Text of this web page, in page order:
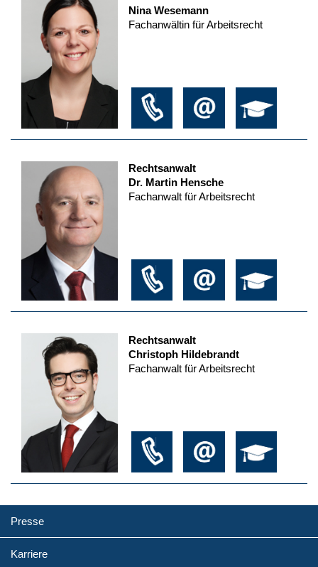
Nina Wesemann
Fachanwältin für Arbeitsrecht
Rechtsanwalt
Dr. Martin Hensche
Fachanwalt für Arbeitsrecht
Rechtsanwalt
Christoph Hildebrandt
Fachanwalt für Arbeitsrecht
Presse
Karriere